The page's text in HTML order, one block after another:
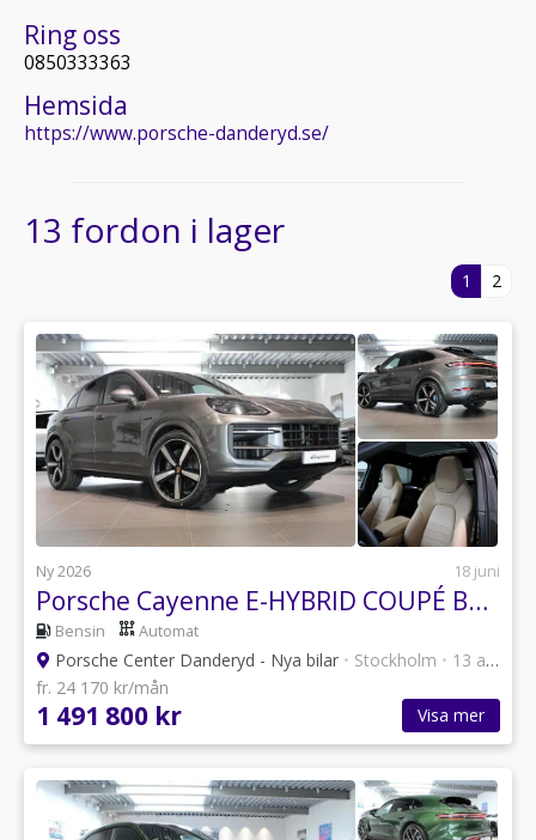
Ring oss
0850333363
Hemsida
https://www.porsche-danderyd.se/
13 fordon i lager
1 2
Ny 2026 18 juni
Porsche Cayenne E-HYBRID COUPÉ BLACK EDITI
Bensin Automat
Porsche Center Danderyd - Nya bilar • Stockholm • 13 annonser
fr. 24 170 kr/mån
1 491 800 kr Visa mer